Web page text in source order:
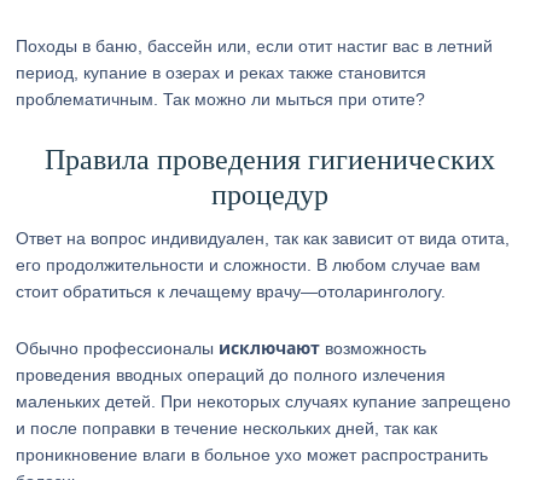
Походы в баню, бассейн или, если отит настиг вас в летний
период, купание в озерах и реках также становится
проблематичным. Так можно ли мыться при отите?
Правила проведения гигиенических
процедур
Ответ на вопрос индивидуален, так как зависит от вида отита,
его продолжительности и сложности. В любом случае вам
стоит обратиться к лечащему врачу—отоларингологу.
Обычно профессионалы исключают возможность
проведения вводных операций до полного излечения
маленьких детей. При некоторых случаях купание запрещено
и после поправки в течение нескольких дней, так как
проникновение влаги в больное ухо может распространить